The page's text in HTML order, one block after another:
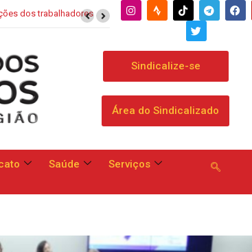
mensalidade
Sindicalize-se
Área do Sindicalizado
Saúde
Serviços